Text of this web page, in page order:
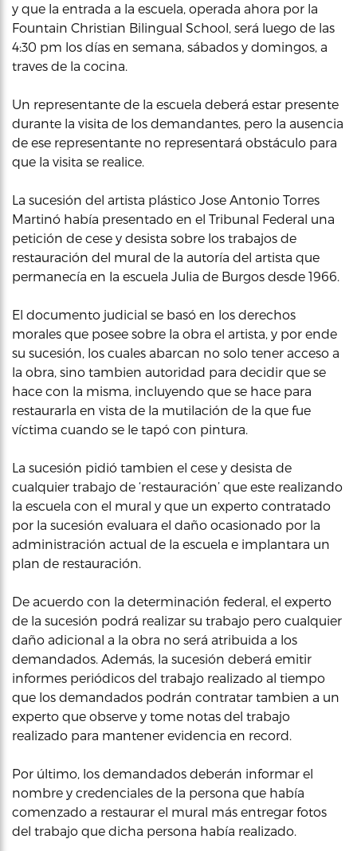
y que la entrada a la escuela, operada ahora por la
Fountain Christian Bilingual School, será luego de las
4:30 pm los días en semana, sábados y domingos, a
traves de la cocina.
Un representante de la escuela deberá estar presente
durante la visita de los demandantes, pero la ausencia
de ese representante no representará obstáculo para
que la visita se realice.
La sucesión del artista plástico Jose Antonio Torres
Martinó había presentado en el Tribunal Federal una
petición de cese y desista sobre los trabajos de
restauración del mural de la autoría del artista que
permanecía en la escuela Julia de Burgos desde 1966.
El documento judicial se basó en los derechos
morales que posee sobre la obra el artista, y por ende
su sucesión, los cuales abarcan no solo tener acceso a
la obra, sino tambien autoridad para decidir que se
hace con la misma, incluyendo que se hace para
restaurarla en vista de la mutilación de la que fue
víctima cuando se le tapó con pintura.
La sucesión pidió tambien el cese y desista de
cualquier trabajo de ‘restauración’ que este realizando
la escuela con el mural y que un experto contratado
por la sucesión evaluara el daño ocasionado por la
administración actual de la escuela e implantara un
plan de restauración.
De acuerdo con la determinación federal, el experto
de la sucesión podrá realizar su trabajo pero cualquier
daño adicional a la obra no será atribuida a los
demandados. Además, la sucesión deberá emitir
informes periódicos del trabajo realizado al tiempo
que los demandados podrán contratar tambien a un
experto que observe y tome notas del trabajo
realizado para mantener evidencia en record.
Por último, los demandados deberán informar el
nombre y credenciales de la persona que había
comenzado a restaurar el mural más entregar fotos
del trabajo que dicha persona había realizado.